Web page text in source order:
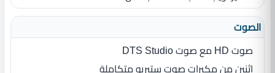
الصوت
صوت HD مع صوت DTS Studio
اثنين من مكبرات صوت ستيريو متكاملة